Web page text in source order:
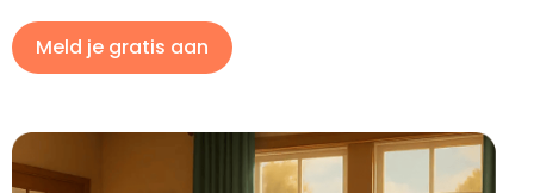
Meld je gratis aan